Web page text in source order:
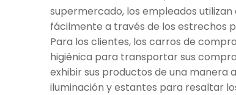
supermercado, los empleados
fácilmente a través de los estrechos
Para los clientes, los carros de
higiénica para transportar sus
exhibir sus productos de una manera
iluminación y estantes para resaltar